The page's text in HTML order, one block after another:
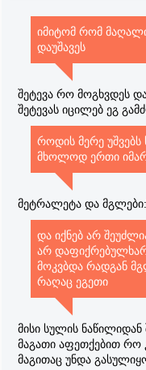
იმიტომ რომ
დაუშავეს
შეტევა რო მოგხვდეს
შეტევას იცილებ ეგ
როდის მერე
მხოლოდ ერთი
მეტრალეტა და
და იქნებ არ
არ
მოკვბდა რადგან
რაღაც ეგეთი
მისი სულის ნაწილიდან
მაგათი აფეთქებით რო
მაგითაც უნდა